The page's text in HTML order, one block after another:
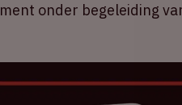
onder begeleiding